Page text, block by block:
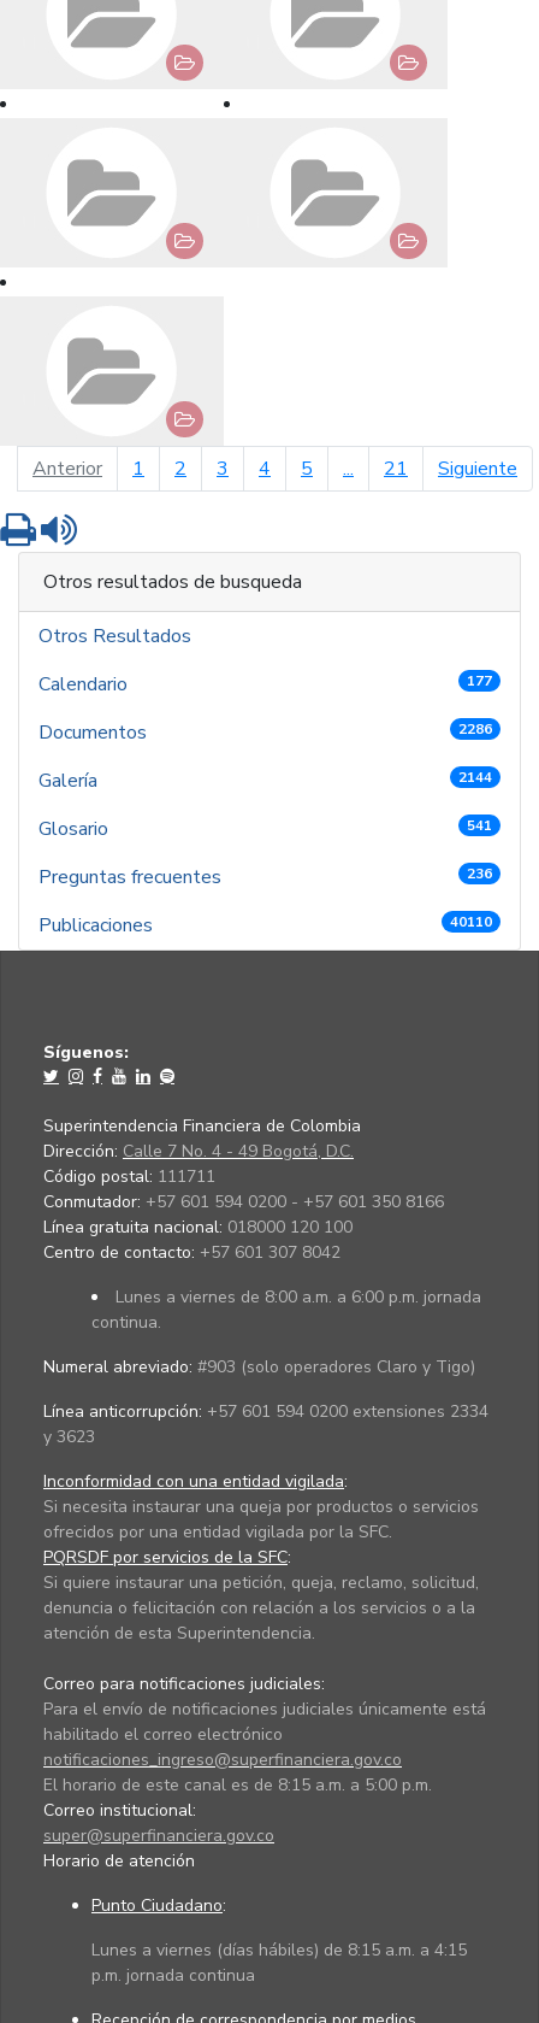
Anteriorpágina anterior
1 2 3 4 5 ... 21 Siguiente
Imprimir
Otros resultados de busqueda
Otros Resultados
Calendario
177
Documentos 2286
Galería 2144
Glosario 541
Preguntas frecuentes 236
Publicaciones 40110
Síguenos:
Superintendencia Financiera de Colombia
Dirección: Calle 7 No. 4 - 49 Bogotá, D.C.
Código postal: 111711
Conmutador: +57 601 594 0200 - +57 601 350 8166
Línea gratuita nacional: 018000 120 100
Centro de contacto: +57 601 307 8042
Lunes a viernes de 8:00 a.m. a 6:00 p.m. jornada
continua.
Numeral abreviado: #903 (solo operadores Claro y Tigo)
Línea anticorrupción: +57 601 594 0200 extensiones 2334
y 3623
Inconformidad con una entidad vigilada:
Si necesita instaurar una queja por productos o servicios
ofrecidos por una entidad vigilada por la SFC.
PQRSDF por servicios de la SFC:
Si quiere instaurar una petición, queja, reclamo, solicitud,
denuncia o felicitación con relación a los servicios o a la
atención de esta Superintendencia.
Correo para notificaciones judiciales:
Para el envío de notificaciones judiciales únicamente está
habilitado el correo electrónico
notificaciones_ingreso@superfinanciera.gov.co
El horario de este canal es de 8:15 a.m. a 5:00 p.m.
Correo institucional:
super@superfinanciera.gov.co
Horario de atención
Punto Ciudadano:
Lunes a viernes (días hábiles) de 8:15 a.m. a 4:15
p.m. jornada continua